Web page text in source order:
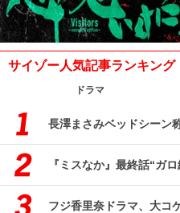
サイゾー人気記事ランキング
ドラマ
長澤まさみベッドシーン
『ミスなか』最終話“ガ
フジ香里奈ドラマ、大コ